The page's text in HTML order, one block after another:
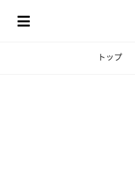
トップ